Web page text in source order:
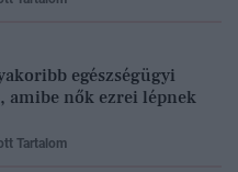
egészségügyi
amibe nők ezrei lépnek
Tartalom